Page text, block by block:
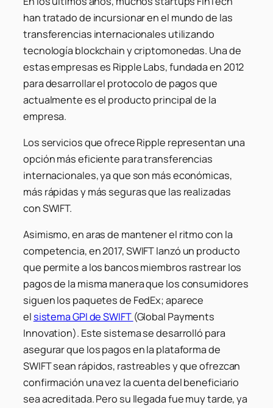
han tratado de incursionar en el mundo de las
transferencias internacionales utilizando
tecnología blockchain y criptomonedas. Una de
estas empresas es Ripple Labs, fundada en 2012
para desarrollar el protocolo de pagos que
actualmente es el producto principal de la
empresa.
Los servicios que ofrece Ripple representan una
opción más eficiente para transferencias
internacionales, ya que son más económicas,
más rápidas y más seguras que las realizadas
con SWIFT.
Asimismo, en aras de mantener el ritmo con la
competencia, en 2017, SWIFT lanzó un producto
que permite a los bancos miembros rastrear los
pagos de la misma manera que los consumidores
siguen los paquetes de FedEx; aparece
el sistema GPI de SWIFT (Global Payments
Innovation). Este sistema se desarrolló para
asegurar que los pagos en la plataforma de
SWIFT sean rápidos, rastreables y que ofrezcan
confirmación una vez la cuenta del beneficiario
sea acreditada. Pero su llegada fue muy tarde, ya